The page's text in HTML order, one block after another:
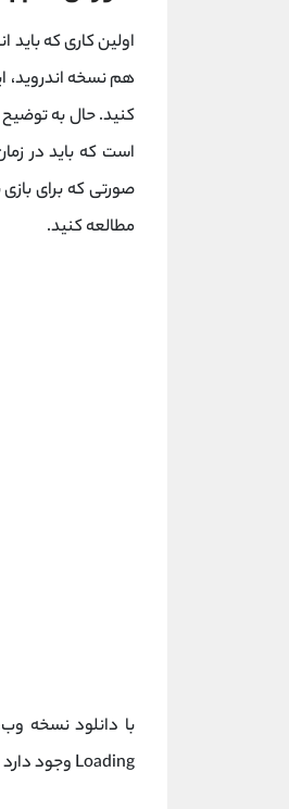
اولین کاری که باید
هم نسخه اندروید،
کنید. حال به
است که باید در
صورتی که برای
مطالعه کنید.
با دانلود نسخه
Loading وجود دارد که با اجرای آن، یک سری فایل به برنامه بازی اضافه می شود.